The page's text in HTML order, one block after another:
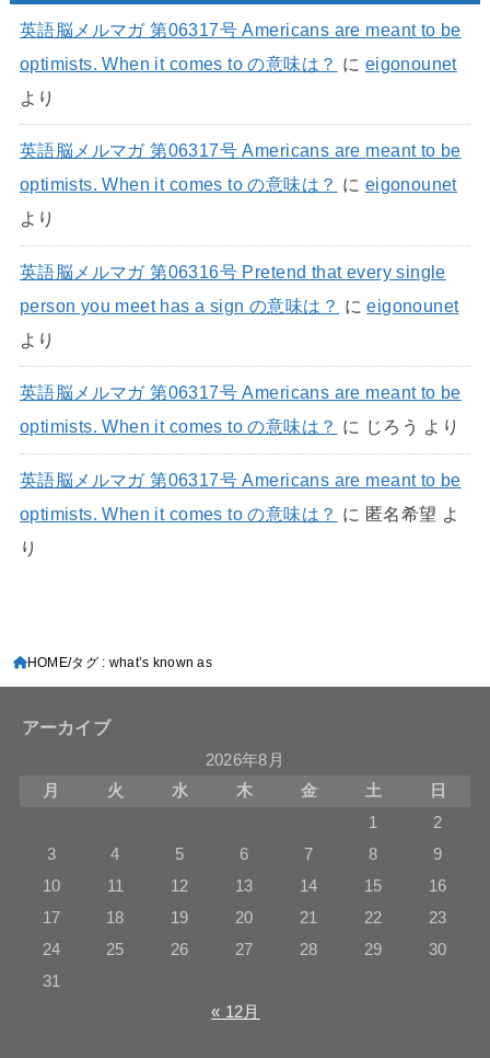
英語脳メルマガ 第06317号 Americans are meant to be
optimists. When it comes to の意味は？ に eigonounet
より
英語脳メルマガ 第06317号 Americans are meant to be
optimists. When it comes to の意味は？ に eigonounet
より
英語脳メルマガ 第06316号 Pretend that every single
person you meet has a sign の意味は？ にeigonounet
より
英語脳メルマガ 第06317号 Americans are meant to be
optimists. When it comes to の意味は？ に じろう より
英語脳メルマガ 第06317号 Americans are meant to be
optimists. When it comes to の意味は？ に 匿名希望 よ
り
HOME タグ : what’s known as
アーカイブ
2026年8月
月
火 水 木 金 土
日
1
2
3
4 5 6 7 8
9
10
11 12 13 14 15
16
17
18 19 20 21 22
23
24
25 26 27 28 29
30
31
« 12月